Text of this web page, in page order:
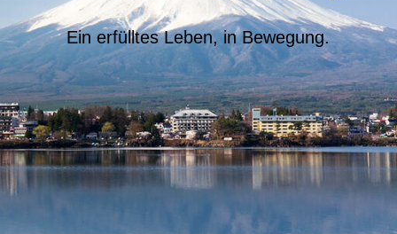
Ein erfülltes Leben, in Bewegung.